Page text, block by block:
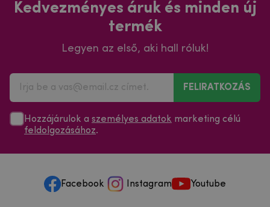
Kedvezményes áruk és minden új
termék
Legyen az első, aki hall róluk!
FELIRATKOZÁS
Hozzájárulok a személyes adatok marketing célú
feldolgozásához.
Facebook Instagram Youtube